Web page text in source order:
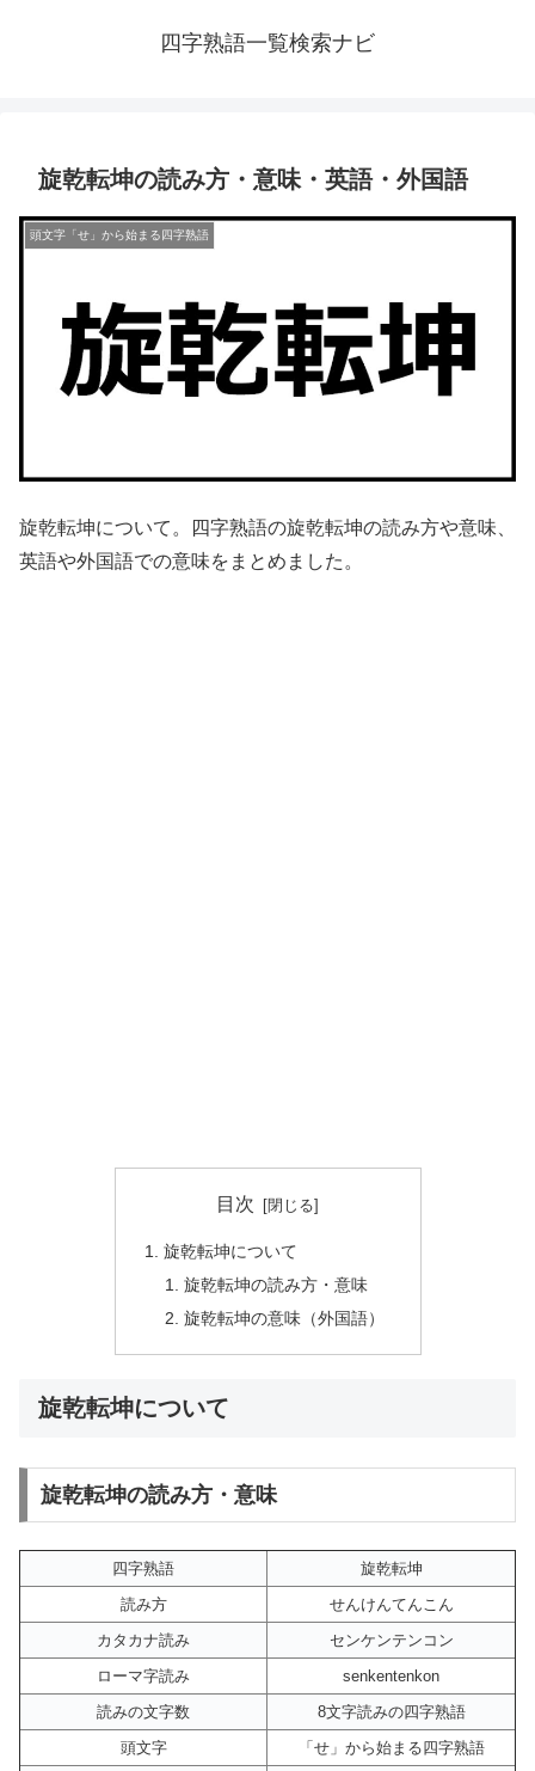
四字熟語一覧検索ナビ
旋乾転坤の読み方・意味・英語・外国語
頭文字「せ」から始まる四字熟語
旋乾転坤について。四字熟語の旋乾転坤の読み方や意味、
英語や外国語での意味をまとめました。
目次
旋乾転坤について
旋乾転坤の読み方・意味
旋乾転坤の意味（外国語）
旋乾転坤について
旋乾転坤の読み方・意味
四字熟語
旋乾転坤
読み方
せんけんてんこん
カタカナ読み
センケンテンコン
ローマ字読み
senkentenkon
読みの文字数
8文字読みの四字熟語
頭文字
「せ」から始まる四字熟語